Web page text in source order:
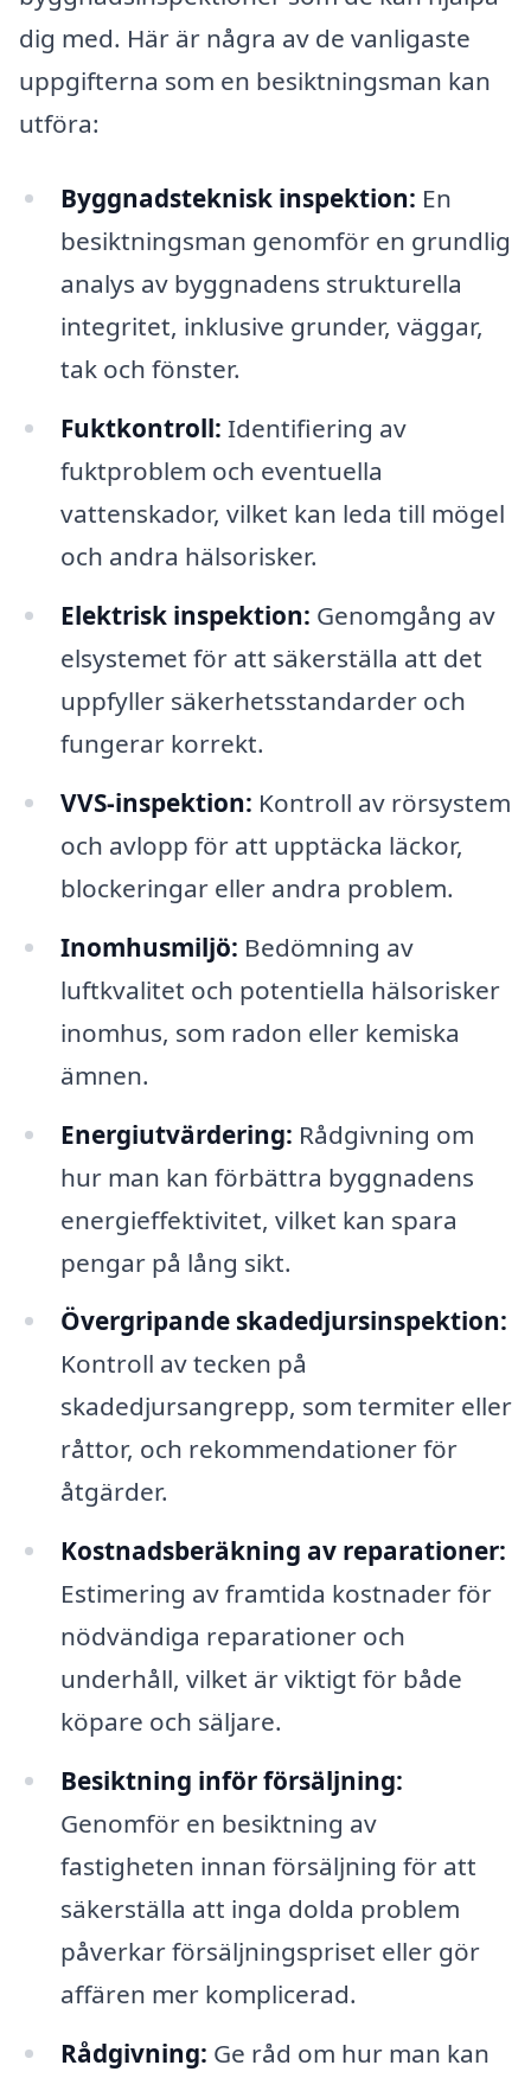
dig med. Här är några av de vanligaste
uppgifterna som en besiktningsman kan
utföra:
Byggnadsteknisk inspektion: En
besiktningsman genomför en grundlig
analys av byggnadens strukturella
integritet, inklusive grunder, väggar,
tak och fönster.
Fuktkontroll: Identifiering av
fuktproblem och eventuella
vattenskador, vilket kan leda till mögel
och andra hälsorisker.
Elektrisk inspektion: Genomgång av
elsystemet för att säkerställa att det
uppfyller säkerhetsstandarder och
fungerar korrekt.
VVS-inspektion: Kontroll av rörsystem
och avlopp för att upptäcka läckor,
blockeringar eller andra problem.
Inomhusmiljö: Bedömning av
luftkvalitet och potentiella hälsorisker
inomhus, som radon eller kemiska
ämnen.
Energiutvärdering: Rådgivning om
hur man kan förbättra byggnadens
energieffektivitet, vilket kan spara
pengar på lång sikt.
Övergripande skadedjursinspektion:
Kontroll av tecken på
skadedjursangrepp, som termiter eller
råttor, och rekommendationer för
åtgärder.
Kostnadsberäkning av reparationer:
Estimering av framtida kostnader för
nödvändiga reparationer och
underhåll, vilket är viktigt för både
köpare och säljare.
Besiktning inför försäljning:
Genomför en besiktning av
fastigheten innan försäljning för att
säkerställa att inga dolda problem
påverkar försäljningspriset eller gör
affären mer komplicerad.
Rådgivning: Ge råd om hur man kan